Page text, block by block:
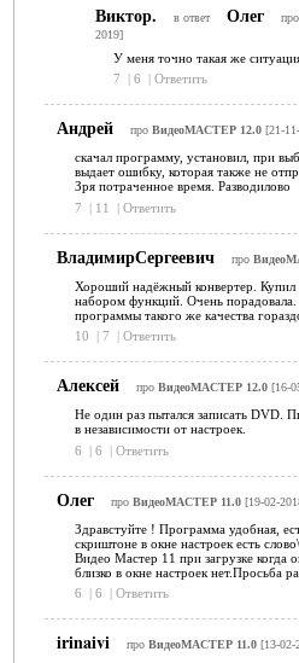
Виктор. в ответ Олег про
2019]
У меня точно такая же
7
| 6 | Ответить
Андрей про ВидеоМАСТЕР 12.0[21-
скачал программу, установил, при
выдает ошибку, которая также не
Зря потраченное время. Разводилово
7
| 11 | Ответить
ВладимирСергеевич про
Хороший надёжный конвертер.
набором функций. Очень
программы такого же качества
10
| 7 | Ответить
Алексей про ВидеоМАСТЕР 12.0[16-
Не один раз пытался записать DVD.
в независимости от настроек.
6
| 6 | Ответить
Олег про ВидеоМАСТЕР 11.0[19-02-
Здравстуйте ! Программа удобная,
скриштоне в окне настроек есть
Видео Мастер 11 при загрузке когда
близко в окне настроек нет.Просьба
6
| 6 | Ответить
irinaivi про ВидеоМАСТЕР 11.0[13-02-